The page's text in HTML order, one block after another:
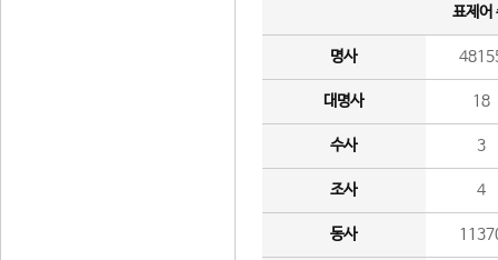
표제어
명사
대명사 18
수사 3
조사 4
동사